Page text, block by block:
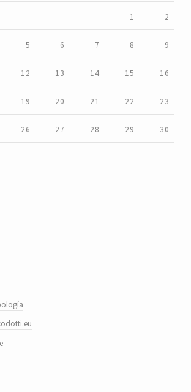
1 2
5 6 7 8 9
12 13 14 15 16
19 20 21 22 23
26 27 28 29 30